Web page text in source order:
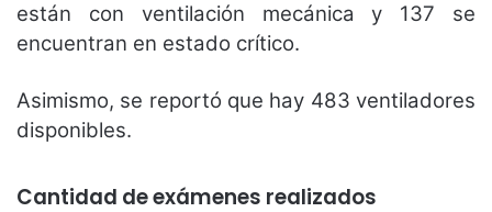
están con ventilación mecánica y 137 se
encuentran en estado crítico.
Asimismo, se reportó que hay 483 ventiladores
disponibles.
Cantidad de exámenes realizados